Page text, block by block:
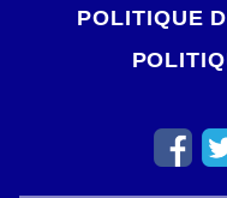
POLITIQUE